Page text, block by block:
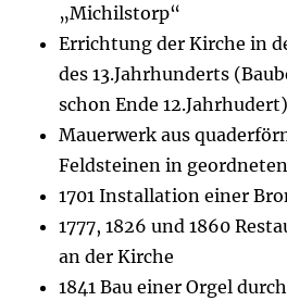
„Michilstorp“
Errichtung der Kirche in
des 13.Jahrhunderts
schon Ende 12.Jahrhudert)
Mauerwerk aus
Feldsteinen in
1701 Installation einer
1777, 1826 und 1860
an der Kirche
1841 Bau einer Orgel